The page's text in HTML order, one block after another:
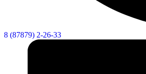
8 (87879) 2-26-33